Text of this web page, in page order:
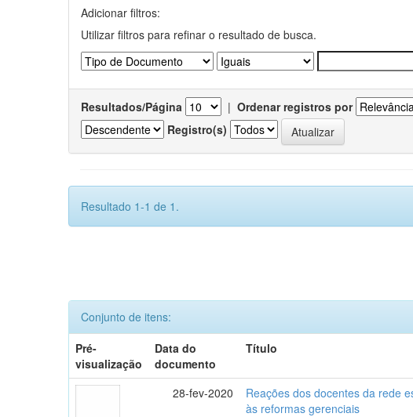
Adicionar filtros:
Utilizar filtros para refinar o resultado de busca.
Resultados/Página | Ordenar registros por
Registro(s)
Resultado 1-1 de 1.
Conjunto de itens:
Pré-
visualização
Data do
documento
Título
28-fev-2020
Reações dos docentes da rede
às reformas gerenciais